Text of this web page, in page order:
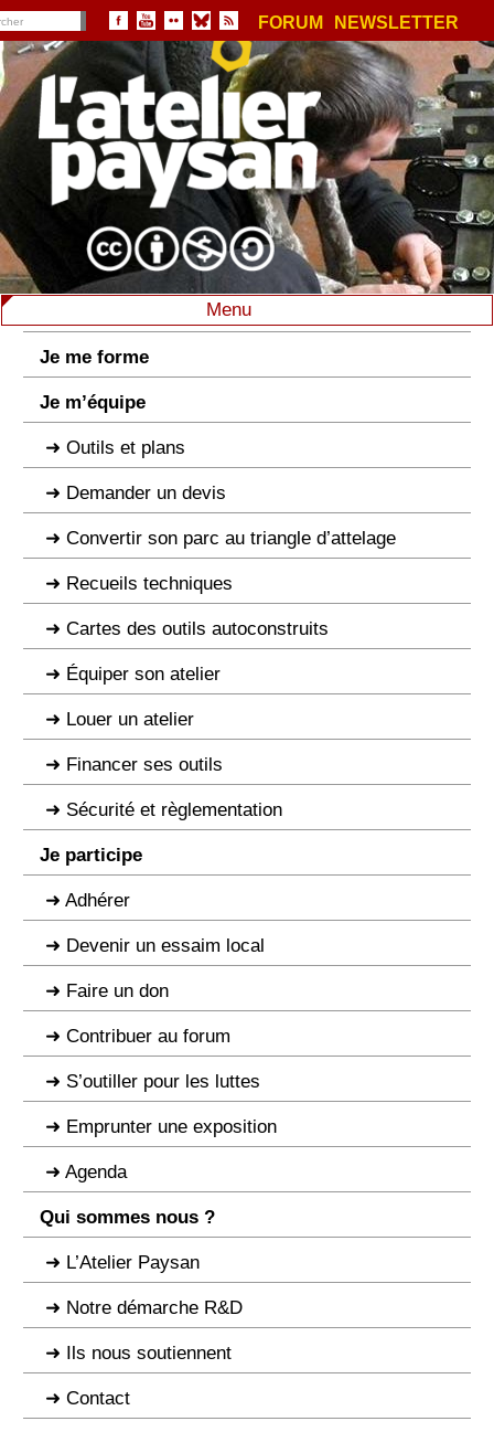
FORUM NEWSLETTER
Menu
Je me forme
Je m’équipe
Outils et plans
Demander un devis
Convertir son parc au triangle d’attelage
Recueils techniques
Cartes des outils autoconstruits
Équiper son atelier
Louer un atelier
Financer ses outils
Sécurité et règlementation
Je participe
Adhérer
Devenir un essaim local
Faire un don
Contribuer au forum
S’outiller pour les luttes
Emprunter une exposition
Agenda
Qui sommes nous ?
L’Atelier Paysan
Notre démarche R&D
Ils nous soutiennent
Contact